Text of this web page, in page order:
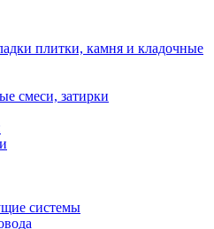
плитки, камня и кладочные
смеси, затирки
системы